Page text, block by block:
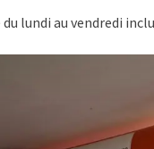
lundi au vendredi